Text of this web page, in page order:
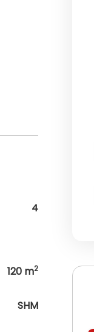
4
120 m2
SHM